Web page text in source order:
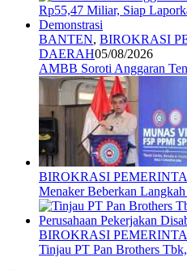
BANTEN, BIROKRASI
DAERAH05/08/2026
AMBB Soroti Anggaran
BIROKRASI
Menaker Beberkan
BIROKRASI
Tinjau PT Pan Brothers